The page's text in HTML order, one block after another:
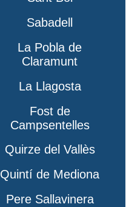
Sabadell
La Pobla de
Claramunt
La Llagosta
Fost de
Campsentelles
Quirze del Vallès
Quintí de Mediona
Pere Sallavinera